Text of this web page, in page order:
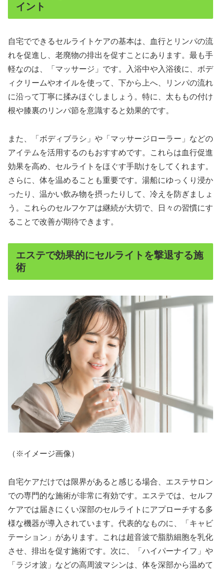
イント
自宅でできるセルライトケアの基本は、血行とリンパの流
れを促進し、老廃物の排出を促すことにあります。最も手
軽なのは、「マッサージ」です。入浴中や入浴後に、ボデ
ィクリームやオイルを使って、下から上へ、リンパの流れ
に沿って丁寧に揉みほぐしましょう。特に、太ももの付け
根や膝裏のリンパ節を意識すると効果的です。
また、「ボディブラシ」や「マッサージローラー」などの
アイテムを活用するのもおすすめです。これらは血行促進
効果を高め、セルライトをほぐす手助けをしてくれます。
さらに、体を温めることも重要です。湯船にゆっくり浸か
ったり、温かい飲み物を摂ったりして、冷えを防ぎましょ
う。これらのセルフケアは継続が大切で、日々の習慣にす
ることで改善が期待できます。
エステで効果的にセルライトを撃退する施
術
（※イメージ画像）
自宅ケアだけでは限界があると感じる場合、エステサロン
での専門的な施術が非常に有効です。エステでは、セルフ
ケアでは届きにくい深部のセルライトにアプローチする多
様な機器が導入されています。代表的なものに、「キャビ
テーション」があります。これは超音波で脂肪細胞を乳化
させ、排出を促す施術です。次に、「ハイパーナイフ」や
「ラジオ波」などの高周波マシンは、体を深部から温めて